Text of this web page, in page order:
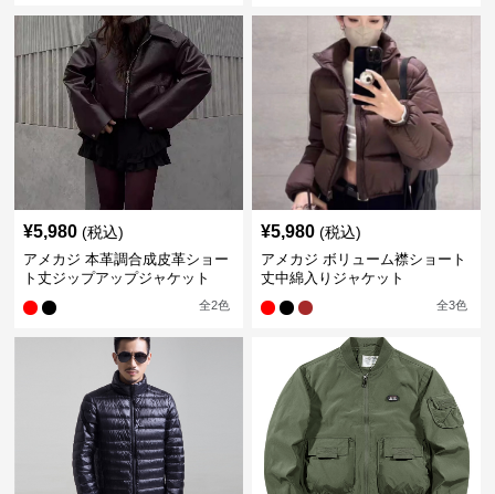
¥5,980 (税込)
アメカジ 本革調合成皮革ショー
ト丈ジップアップジャケット
全2色
¥5,980 (税込)
アメカジ ボリューム襟ショート
丈中綿入りジャケット
全3色